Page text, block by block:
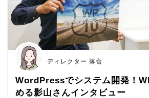
ディレクター 落合
WordPressでシステム開発！
める影山さんインタビュー